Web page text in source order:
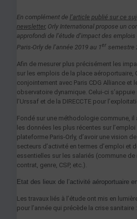
En complément de l’article publié sur ce
newsletter, Orly International propose un
approfondi de l’étude d’impact des
Paris-Orly de l’année 2019 au 1er semestre
Afin de mesurer plus précisément les
sur les emplois de la place aéroportuaire,
conjointement avec Paris CDG Alliance et
observatoire dynamique. Celui-ci
l’Urssaf et de la DIRECCTE pour
Fondé sur une méthodologie commune, il
les données les plus récentes sur
plateforme Paris-Orly, d’avoir une vision
secteurs d’activité en termes d’emploi et
essentielles sur les salariés (commune
contrat, genre, CSP, etc.).
Etat des lieux de l’activité aéroportuaire
Les travaux liés à l’étude ont mis en
pour l’année qui précède la crise sanitaire :